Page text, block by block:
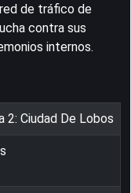
de tráfico de
contra sus
internos.
2: Ciudad De Lobos